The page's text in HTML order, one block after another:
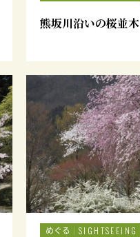
熊坂川沿いの桜並木
めぐる SIGHTSEEING